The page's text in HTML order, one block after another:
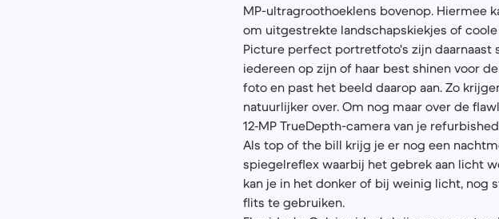
MP-ultragroothoeklens bovenop. Hiermee
om uitgestrekte landschapskiekjes of
Picture perfect portretfoto's zijn daarnaast
iedereen op zijn of haar best shinen voor
foto en past het beeld daarop aan. Zo
natuurlijker over. Om nog maar over de
12‑MP TrueDepth-camera van je refurbished
Als top of the bill krijg je er nog een
spiegelreflex waarbij het gebrek aan licht
kan je in het donker of bij weinig licht, nog
flits te gebruiken.